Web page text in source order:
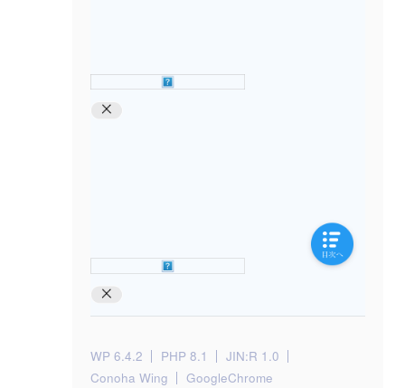
WP 6.4.2 PHP 8.1
JIN:R 1.0
Conoha Wing
GoogleChrome